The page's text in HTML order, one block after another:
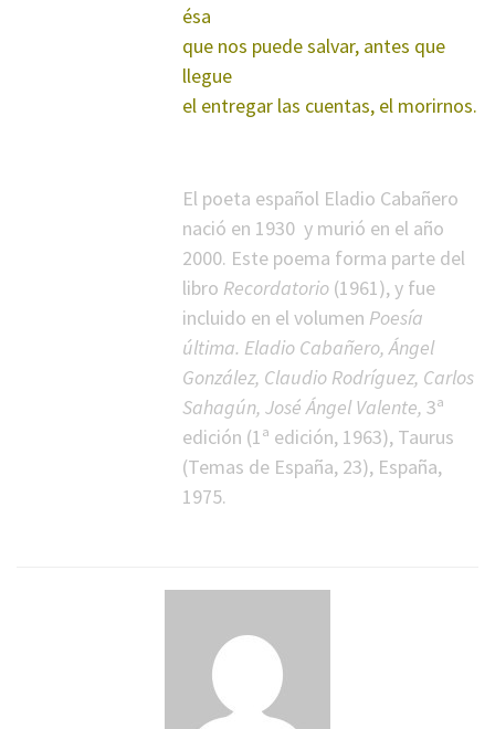
ésa
que nos puede salvar, antes que
llegue
el entregar las cuentas, el morirnos.
El poeta español Eladio Cabañero
nació en 1930 y murió en el año
2000. Este poema forma parte del
libro Recordatorio (1961), y fue
incluido en el volumen Poesía
última. Eladio Cabañero, Ángel
González, Claudio Rodríguez, Carlos
Sahagún, José Ángel Valente, 3ª
edición (1ª edición, 1963), Taurus
(Temas de España, 23), España,
1975.